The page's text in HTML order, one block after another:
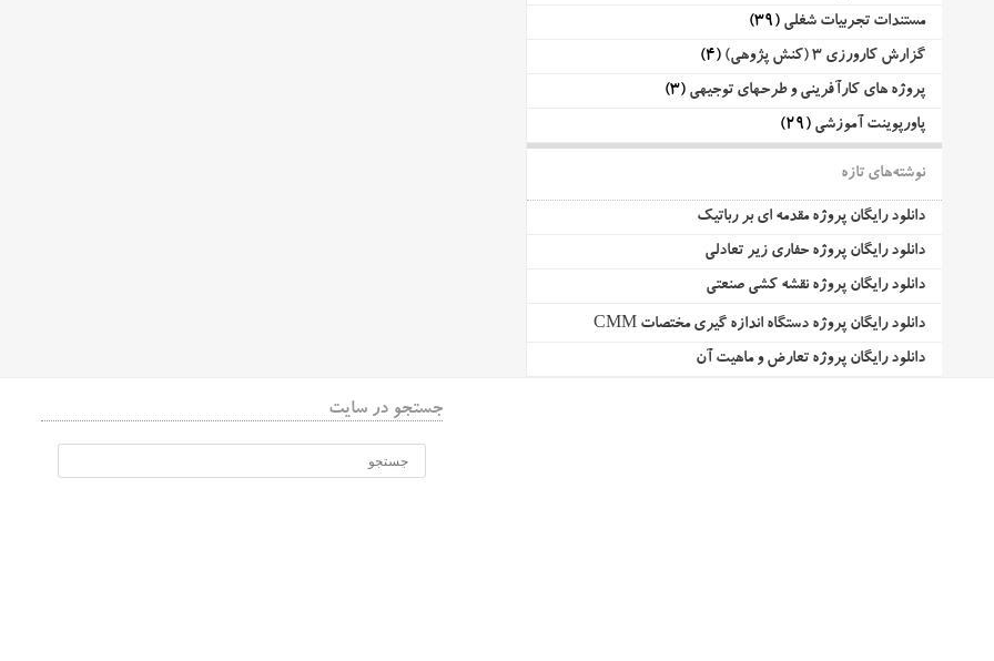
مستندات تجربیات شغلی (39)
گزارش کارورزی 3 (کنش پژوهی)
(4)
پروژه های کارآفرینی و طرحهای توجیهی (3)
پاورپوینت آموزشی (29)
نوشته‌های تازه
دانلود رایگان پروژه مقدمه ای بر رباتیک
دانلود رایگان پروژه حفاری زیر تعادلی
دانلود رایگان پروژه نقشه کشی صنعتی
دانلود رایگان پروژه دستگاه اندازه گیری مختصات CMM
دانلود رایگان پروژه تعارض و ماهیت آن
جستجو در سایت